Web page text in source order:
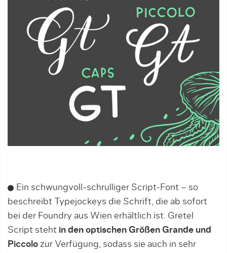
Ein schwungvoll-schrulliger Script-Font – so
beschreibt Typejockeys die Schrift, die ab sofort
bei der Foundry aus Wien erhältlich ist. Gretel
Script steht in den optischen Größen Grande und
Piccolo zur Verfügung, sodass sie auch in sehr